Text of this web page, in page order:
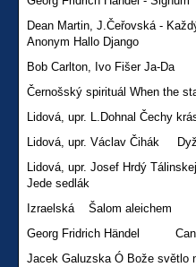
Dean Martin, J.Čeřovská -
Anonym Hallo Django
Bob Carlton, Ivo Fišer Ja-Da
Černošský spirituál When the
Lidová, upr. L.Dohnal Čechy
Lidová, upr. Václav Čihák
Lidová, upr. Josef Hrdý
Jede sedlák
Izraelská Šalom aleichem
Georg Fridrich Händel
Jacek Galuzska Ó Bože světlo